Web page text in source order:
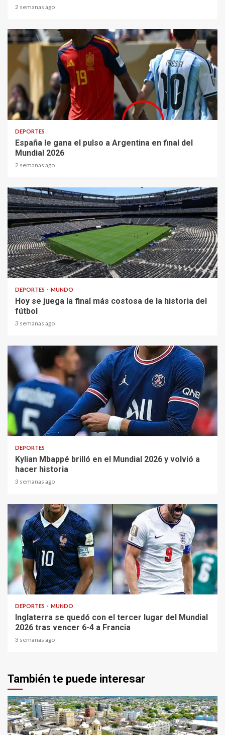
2 semanas ago
1 min read
DEPORTES
España le gana el pulso a Argentina en final del
Mundial 2026
2 semanas ago
1 min read
DEPORTES MUNDO
Hoy se juega la final más costosa de la historia del
fútbol
3 semanas ago
1 min read
DEPORTES
Kylian Mbappé brilló en el Mundial 2026 y volvió a
hacer historia
3 semanas ago
1 min read
DEPORTES MUNDO
Inglaterra se quedó con el tercer lugar del Mundial
2026 tras vencer 6-4 a Francia
3 semanas ago
También te puede interesar